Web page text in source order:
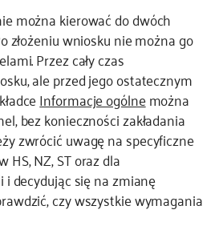
można kierować do dwóch
złożeniu wniosku nie można go
Przez cały czas
ale przed jego ostatecznym
Informacje ogólnemożna
bez konieczności zakładania
zwrócić uwagę na specyficzne
HS, NZ, ST oraz dla
decydując się na zmianę
czy wszystkie wymagania